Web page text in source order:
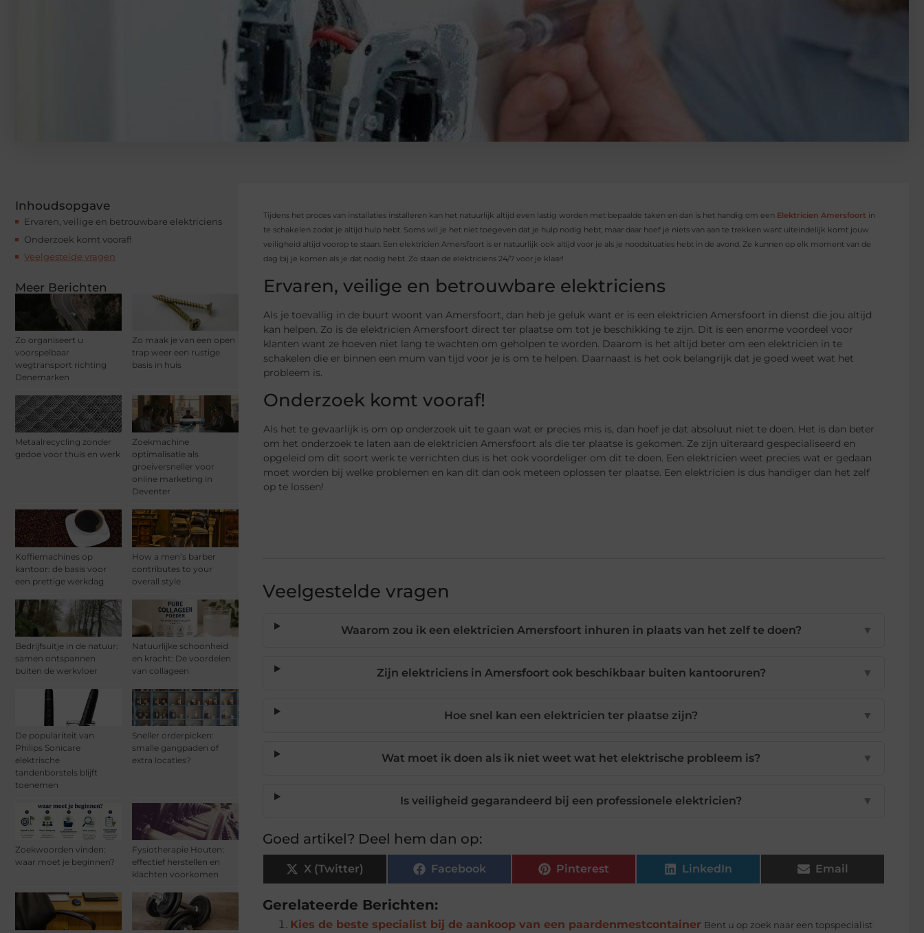
Inhoudsopgave
Ervaren, veilige en betrouwbare elektriciens
Onderzoek komt vooraf!
Veelgestelde vragen
Meer Berichten
Zo organiseert u
voorspelbaar
wegtransport richting
Denemarken
Zo maak je van een open
trap weer een rustige
basis in huis
Metaalrecycling zonder
gedoe voor thuis en werk
Zoekmachine
optimalisatie als
groeiversneller voor
online marketing in
Deventer
Koffiemachines op
kantoor: de basis voor
een prettige werkdag
How a men’s barber
contributes to your
overall style
Bedrijfsuitje in de natuur:
samen ontspannen
buiten de werkvloer
Natuurlijke schoonheid
en kracht: De voordelen
van collageen
De populariteit van
Philips Sonicare
elektrische
tandenborstels blijft
toenemen
Sneller orderpicken:
smalle gangpaden of
extra locaties?
Zoekwoorden vinden:
waar moet je beginnen?
Fysiotherapie Houten:
effectief herstellen en
klachten voorkomen
Tijdens het proces van installaties installeren kan het natuurlijk altijd even lastig worden met bepaalde taken en dan is het handig om een Elektricien Amersfoort in
te schakelen zodat je altijd hulp hebt. Soms wil je het niet toegeven dat je hulp nodig hebt, maar daar hoef je niets van aan te trekken want uiteindelijk komt jouw
veiligheid altijd voorop te staan. Een elektricien Amersfoort is er natuurlijk ook altijd voor je als je noodsituaties hebt in de avond. Ze kunnen op elk moment van de
dag bij je komen als je dat nodig hebt. Zo staan de elektriciens 24/7 voor je klaar!
Ervaren, veilige en betrouwbare elektriciens
Als je toevallig in de buurt woont van Amersfoort, dan heb je geluk want er is een elektricien Amersfoort in dienst die jou altijd
kan helpen. Zo is de elektricien Amersfoort direct ter plaatse om tot je beschikking te zijn. Dit is een enorme voordeel voor
klanten want ze hoeven niet lang te wachten om geholpen te worden. Daarom is het altijd beter om een elektricien in te
schakelen die er binnen een mum van tijd voor je is om te helpen. Daarnaast is het ook belangrijk dat je goed weet wat het
probleem is.
Onderzoek komt vooraf!
Als het te gevaarlijk is om op onderzoek uit te gaan wat er precies mis is, dan hoef je dat absoluut niet te doen. Het is dan beter
om het onderzoek te laten aan de elektricien Amersfoort als die ter plaatse is gekomen. Ze zijn uiteraard gespecialiseerd en
opgeleid om dit soort werk te verrichten dus is het ook voordeliger om dit te doen. Een elektricien weet precies wat er gedaan
moet worden bij welke problemen en kan dit dan ook meteen oplossen ter plaatse. Een elektricien is dus handiger dan het zelf
op te lossen!
Veelgestelde vragen
Waarom zou ik een elektricien Amersfoort inhuren in plaats van het zelf te doen? ▼
Zijn elektriciens in Amersfoort ook beschikbaar buiten kantooruren? ▼
Hoe snel kan een elektricien ter plaatse zijn? ▼
Wat moet ik doen als ik niet weet wat het elektrische probleem is? ▼
Is veiligheid gegarandeerd bij een professionele elektricien? ▼
Goed artikel? Deel hem dan op:
X (Twitter) Facebook Pinterest LinkedIn Email
Gerelateerde Berichten:
Kies de beste specialist bij de aankoop van een paardenmestcontainer Bent u op zoek naar een topspecialist